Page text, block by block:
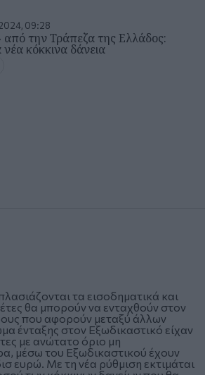
09:28
από την Τράπεζα της Ελλάδος:
κόκκινα δάνεια
τα εισοδηματικά και
θα μπορούν να ενταχθούν στον
που αφορούν μεταξύ άλλων
ένταξης στον Εξωδικαστικό είχαν
με ανώτατο όριο μη
μέσω του Εξωδικαστικού έχουν
ευρώ. Με τη νέα ρύθμιση εκτιμάται